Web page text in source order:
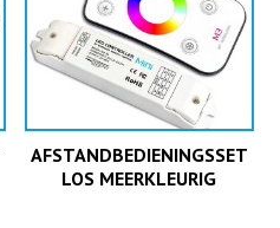
AFSTANDBEDIENINGSSET
LOS MEERKLEURIG